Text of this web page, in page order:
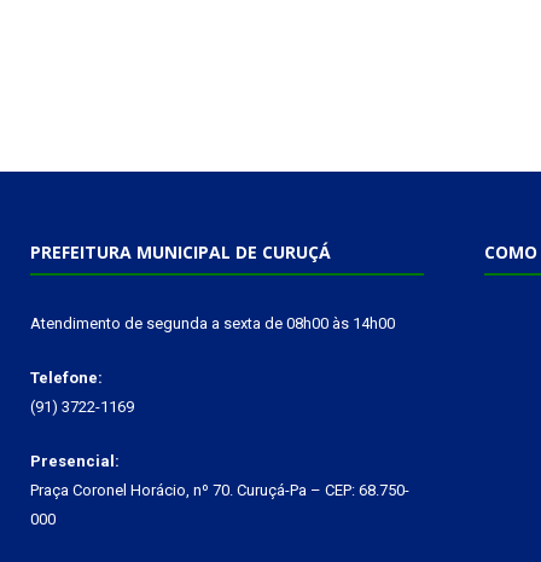
PREFEITURA MUNICIPAL DE CURUÇÁ
Atendimento de segunda a sexta de 08h00 às 14h00
Telefone:
(91) 3722-1169
Presencial:
Praça Coronel Horácio, nº 70. Curuçá-Pa – CEP: 68.750-
000
COMO